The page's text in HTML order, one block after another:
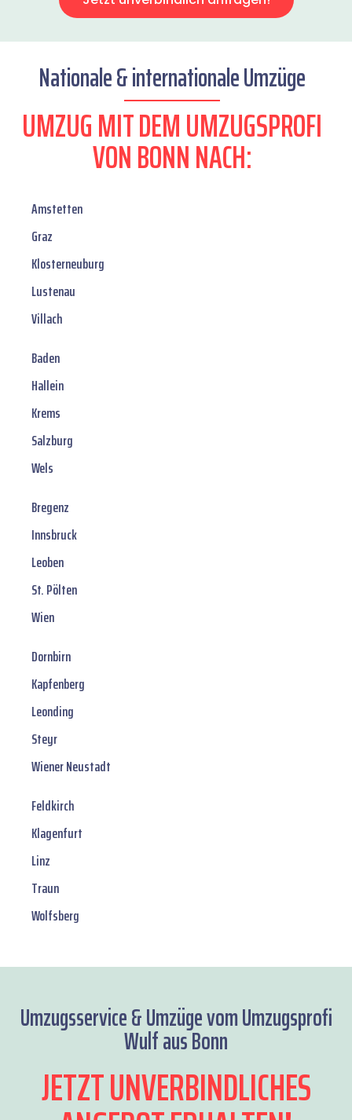
Nationale & internationale Umzüge
UMZUG MIT DEM UMZUGSPROFI
VON BONN NACH:
Amstetten
Graz
Klosterneuburg
Lustenau
Villach
Baden
Hallein
Krems
Salzburg
Wels
Bregenz
Innsbruck
Leoben
St. Pölten
Wien
Dornbirn
Kapfenberg
Leonding
Steyr
Wiener Neustadt
Feldkirch
Klagenfurt
Linz
Traun
Wolfsberg
Umzugsservice & Umzüge vom Umzugsprofi
Wulf aus Bonn
JETZT UNVERBINDLICHES